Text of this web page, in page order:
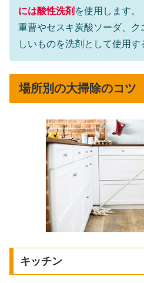
には酸性洗剤 を使用します。
重曹やセスキ炭酸ソーダ、ク
しいものを洗剤として使用す
場所別の大掃除のコツ
キッチン